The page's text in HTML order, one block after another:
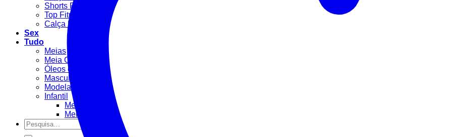
Shorts Fitness
Top Fitness
Calça Fitness
Sex
Tudo
Meias
Meia Calça / Fina
Óleos e Géis
Masculino
Modeladora
Infantil
Menino
Menina
Pesquisar
por: